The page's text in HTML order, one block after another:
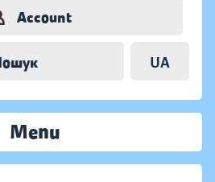
Account
UA
Menu